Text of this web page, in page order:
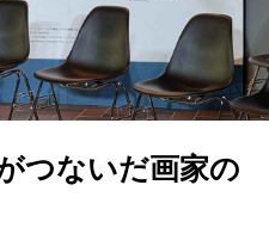
つないだ画家の